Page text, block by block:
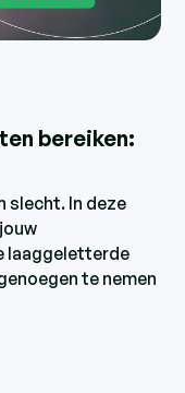
bereiken:
slecht. In deze
laaggeletterde
te nemen